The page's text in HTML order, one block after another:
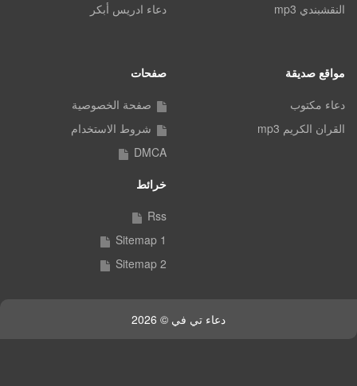
النقشبندي mp3
دعاء ادريس أبكر
مواقع صديقة
دعاء مكتوب
القران الكريم mp3
صفحات
صفحة الخصوصية
شروط الاستخدام
DMCA
خرائط
Rss
Sitemap 1
Sitemap 2
دعاء تي في © 2026